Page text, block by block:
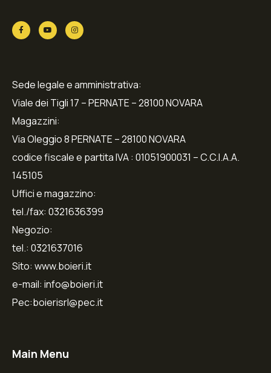
Sede legale e amministrativa:
Viale dei Tigli 17 – PERNATE – 28100 NOVARA
Magazzini:
Via Oleggio 8 PERNATE – 28100 NOVARA
codice fiscale e partita IVA : 01051900031 – C.C.I.A.A.
145105
Uffici e magazzino:
tel./fax: 0321636399
Negozio:
tel.: 0321637016
Sito: www.boieri.it
e-mail: info@boieri.it
Pec:boierisrl@pec.it
Main Menu